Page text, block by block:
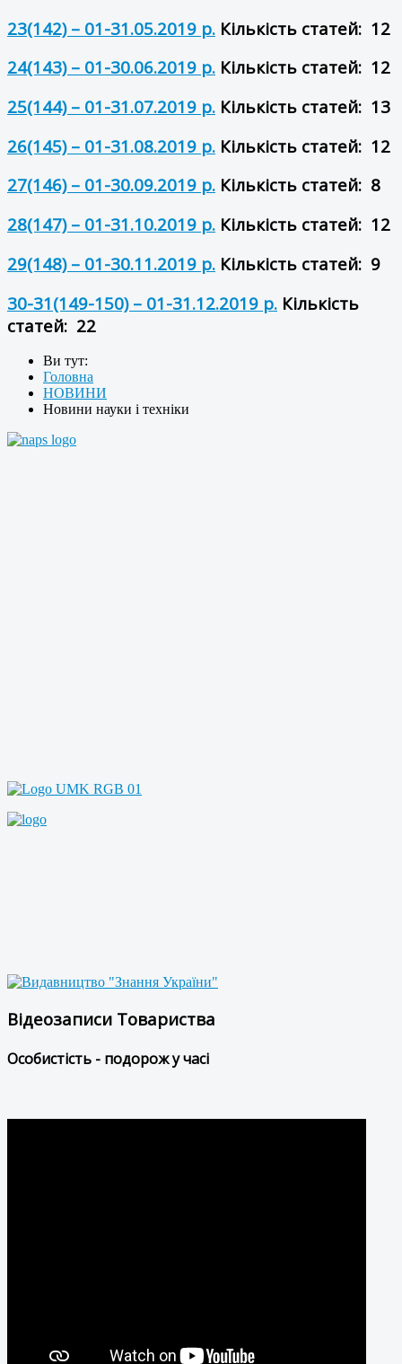
23(142) – 01-31.05.2019 р. Кількість статей: 12
24(143) – 01-30.06.2019 р. Кількість статей: 12
25(144) – 01-31.07.2019 р. Кількість статей: 13
26(145) – 01-31.08.2019 р. Кількість статей: 12
27(146) – 01-30.09.2019 р. Кількість статей: 8
28(147) – 01-31.10.2019 р. Кількість статей: 12
29(148) – 01-30.11.2019 р. Кількість статей: 9
30-31(149-150) – 01-31.12.2019 р. Кількість
статей: 22
Ви тут:
Головна
НОВИНИ
Новини науки і техніки
Відеозаписи Товариства
Особистість - подорож у часі